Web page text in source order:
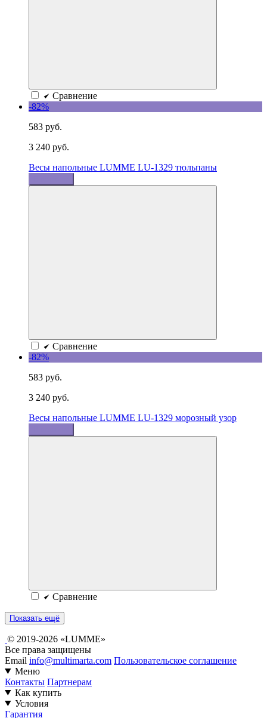
Сравнение
-82%
583 руб.
3 240 руб.
Весы напольные LUMME LU-1329 тюльпаны
Сравнение
-82%
583 руб.
3 240 руб.
Весы напольные LUMME LU-1329 морозный узор
Сравнение
Показать ещё
© 2019-2026 «LUMME»
Все права защищены
Email info@multimarta.com Пользовательское соглашение
Меню
Контакты Партнерам
Как купить
Условия
Гарантия